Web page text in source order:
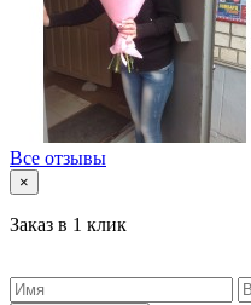
Все отзывы
×
Заказ в 1 клик